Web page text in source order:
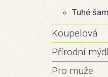
Tuhé
Koupelová
Přírodní
Pro muže